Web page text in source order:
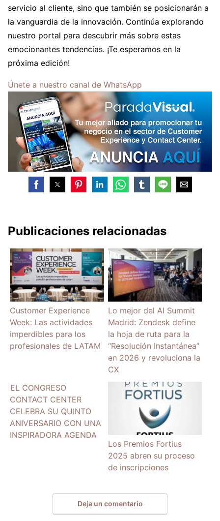
servicio al cliente, sino que también se posicionarán a
la vanguardia de la innovación. Continúa explorando
nuestro portal para descubrir más sobre estas
emocionantes tendencias. ¡Te esperamos en la
próxima edición!
Únete a nuestro canal de WhatsApp
Publicaciones relacionadas
Customer Experience
Week: Las actividades
imperdibles para los
profesionales de LATAM
Lo mejor del AI Summit
Madrid: Zendesk define
la hoja de ruta para la
“Resolución Instantánea”
en 2026 y revoluciona la
CX
EL CONGRESO
CONTACT CENTER
CELEBRA SU QUINTO
ANIVERSARIO CON UNA
INSPIRADORA AGENDA
Los Premios Fortius
2025 abren su proceso
de inscripciones
Deja un comentario